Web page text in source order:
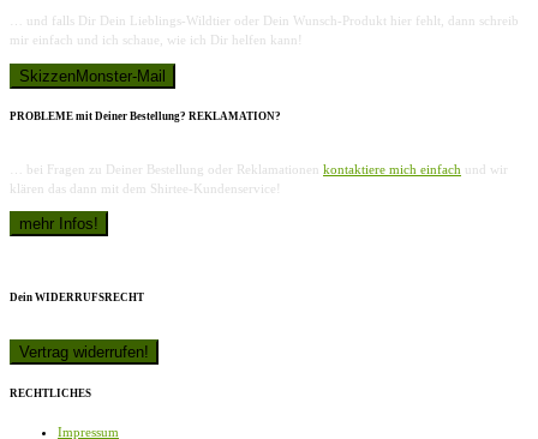
… und falls Dir Dein Lieblings-Wildtier oder Dein Wunsch-Produkt hier fehlt, dann schreib
mir einfach und ich schaue, wie ich Dir helfen kann!
PROBLEME mit Deiner Bestellung? REKLAMATION?
… bei Fragen zu Deiner Bestellung oder Reklamationen kontaktiere mich einfach und wir
klären das dann mit dem Shirtee-Kundenservice!
Dein WIDERRUFSRECHT
RECHTLICHES
Impressum